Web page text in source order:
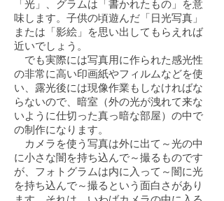
「光」、グラムは「書かれたもの」を意
味します。子供の頃遊んだ「日光写真」
または「影絵」を思い出してもらえれば
近いでしょう。
でも実際には写真用に作られた感光性
の非常に高い印画紙やフィルムなどを使
い、露光後には現像作業もしなければな
らないので、暗室（外の光が洩れて来な
いように仕切った真っ暗な部屋）の中で
の制作になります。
カメラを使う写真は外に出て～光の中
に小さな闇を持ち込んで～撮るものです
が、フォトグラムは内に入って～闇に光
を持ち込んで～撮るという面白さがあり